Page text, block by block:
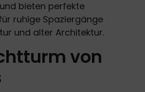
bieten perfekte
ruhige Spaziergänge
und alter Architektur.
von